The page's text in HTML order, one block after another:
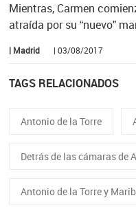
Mientras, Carmen
atraída por su “nuevo"
| Madrid | 03/08/2017
TAGS RELACIONADOS
Antonio de la Torre
Detrás de las cámaras de
Antonio de la Torre y